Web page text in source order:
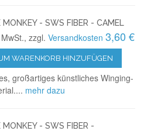
MONKEY - SWS FIBER - CAMEL
MwSt., zzgl.Versandkosten 3,60 €
WARENKORB HINZUFÜGEN
großartiges künstliches Winging-
mehr dazu
MONKEY - SWS FIBER -